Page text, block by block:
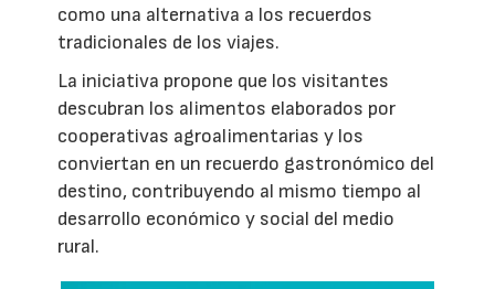
como una alternativa a los recuerdos
tradicionales de los viajes.
La iniciativa propone que los visitantes
descubran los alimentos elaborados por
cooperativas agroalimentarias y los
conviertan en un recuerdo gastronómico del
destino, contribuyendo al mismo tiempo al
desarrollo económico y social del medio
rural.